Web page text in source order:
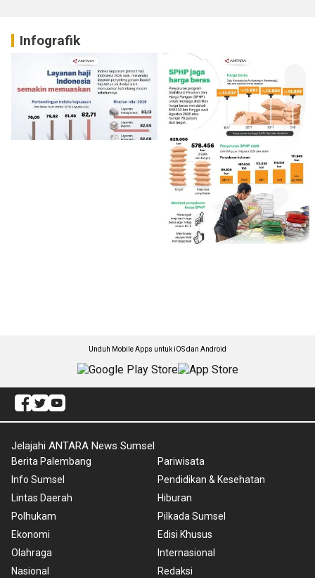
Infografik
Unduh Mobile Apps untuk iOS dan Android
Jelajahi ANTARA News Sumsel
Berita Palembang
Info Sumsel
Lintas Daerah
Polhukam
Ekonomi
Olahraga
Nasional
Pariwisata
Pendidikan & Kesehatan
Hiburan
Pilkada Sumsel
Edisi Khusus
Internasional
Redaksi